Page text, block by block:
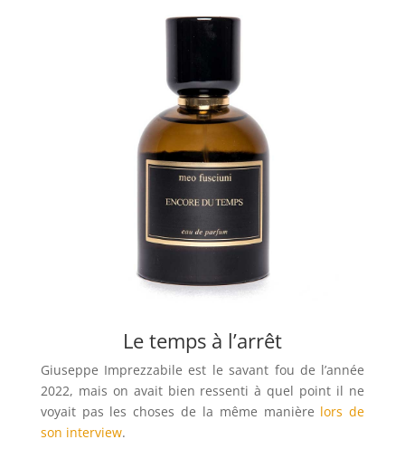
Le temps à l’arrêt
Giuseppe Imprezzabile est le savant fou de l’année
2022, mais on avait bien ressenti à quel point il ne
voyait pas les choses de la même manière lors de
son interview.